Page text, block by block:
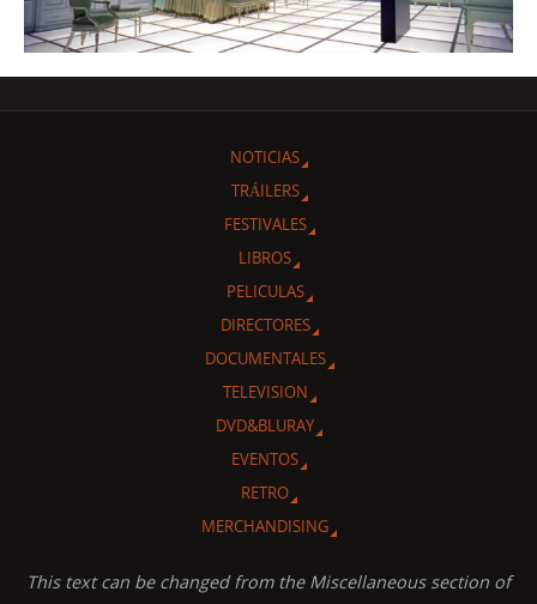
NOTICIAS
TRÁILERS
FESTIVALES
LIBROS
PELICULAS
DIRECTORES
DOCUMENTALES
TELEVISION
DVD&BLURAY
EVENTOS
RETRO
MERCHANDISING
This text can be changed from the Miscellaneous section of